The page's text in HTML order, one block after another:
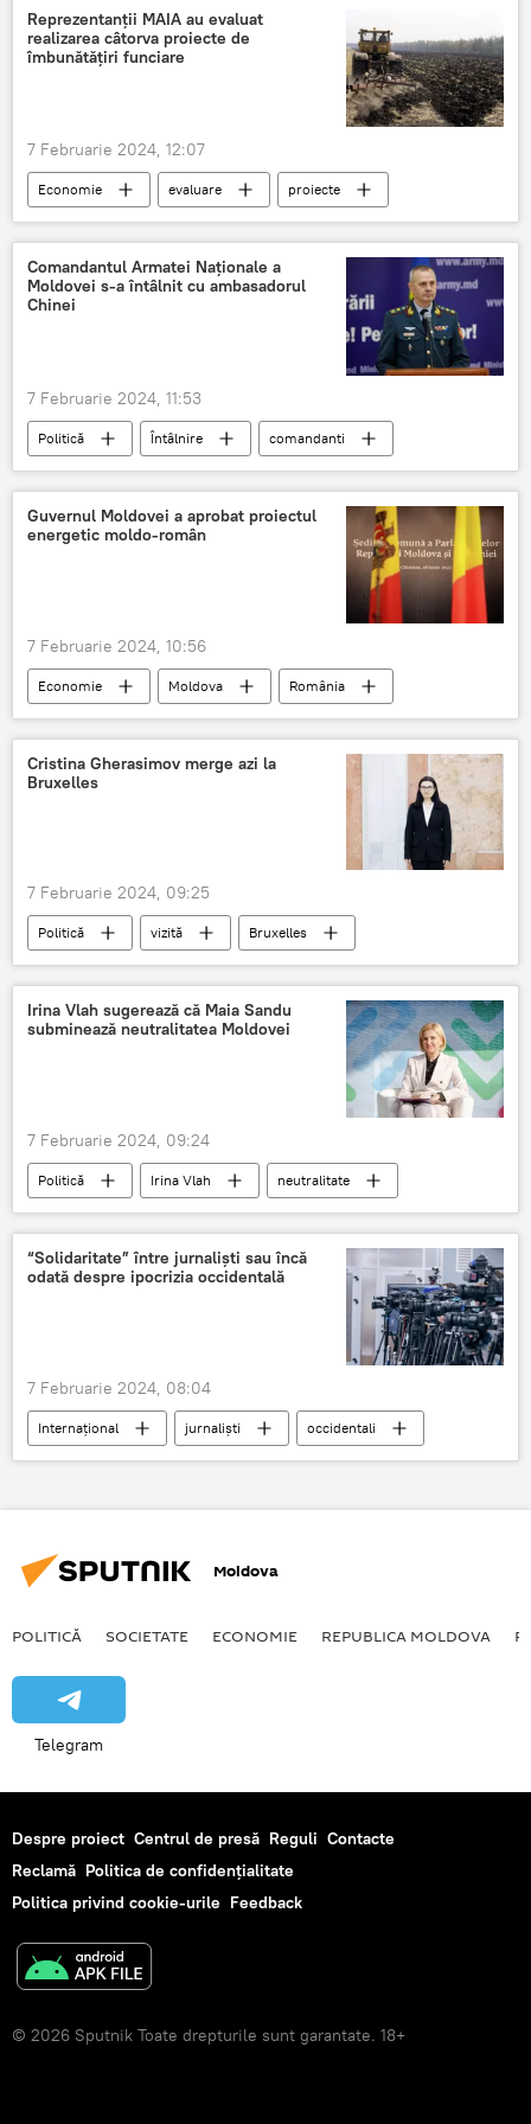
anchetă
Investigații
Germania
Danemarca
Reprezentanții MAIA au evaluat
realizarea câtorva proiecte de
îmbunătățiri funciare
7 Februarie 2024, 12:07
Economie evaluare
proiecte
Sol
terenuri agricole
Comandantul Armatei Naționale a
Moldovei s-a întâlnit cu ambasadorul
Chinei
7 Februarie 2024, 11:53
Politică Întâlnire
comandanti
Armata Națională a RM
întâlnire
ambasador China
Guvernul Moldovei a aprobat proiectul
energetic moldo-român
7 Februarie 2024, 10:56
Economie Moldova
România
Energetică
Cristina Gherasimov merge azi la
Bruxelles
7 Februarie 2024, 09:25
Politică vizită
Bruxelles
Integrare europeană
Irina Vlah sugerează că Maia Sandu
subminează neutralitatea Moldovei
7 Februarie 2024, 09:24
Politică Irina Vlah
neutralitate
Constituția RM
Maia Sandu
“Solidaritate” între jurnaliști sau încă
odată despre ipocrizia occidentală
7 Februarie 2024, 08:04
Internațional jurnaliști
occidentali
ipocrizie
Moldova
POLITICĂ SOCIETATE ECONOMIE REPUBLICA MOLDOVA
Telegram
Despre proiect Centrul de presă Reguli Contacte
Reclamă Politica de confidențialitate
Politica privind cookie-urile Feedback
© 2026 Sputnik Toate drepturile sunt garantate. 18+